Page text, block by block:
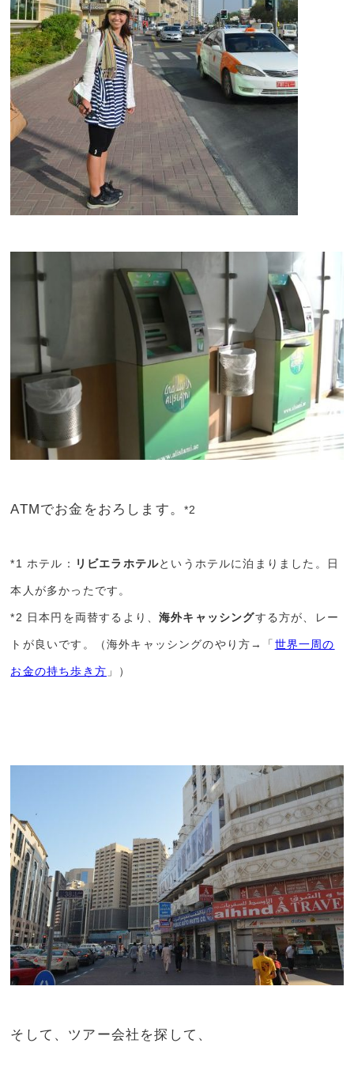
ATMでお金をおろします。 *2
*1 ホテル： リビエラホテルというホテルに泊まりました。日
本人が多かったです。
*2 日本円を両替するより、海外キャッシングする方が、レー
トが良いです。（海外キャッシングのやり方→「 世界一周の
お金の持ち歩き方 」）
そして、ツアー会社を探して、